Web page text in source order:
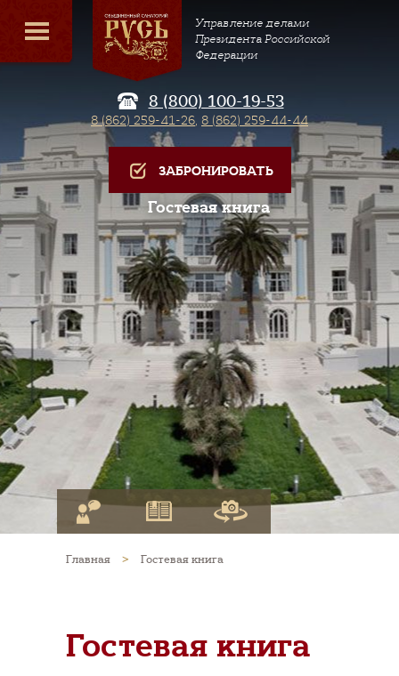
Управление делами
Президента Российской
Федерации
8 (800) 100-19-53
8 (862) 259-41-26, 8 (862) 259-44-44
ЗАБРОНИРОВАТЬ
Гостевая книга
Главная > Гостевая книга
Гостевая книга